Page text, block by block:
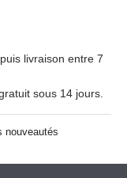
livraison entre 7
sous 14 jours.
nouveautés